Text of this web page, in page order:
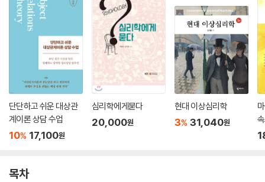
단단하고 쉬운 대상관
계이론 상담 수업
10% 17,100원
심리학에게묻다
20,000원
현대 이상심리학
3% 31,040원
목차